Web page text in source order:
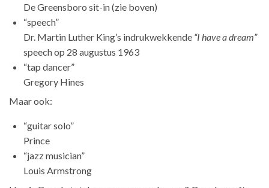
De Greensboro sit-in (zie boven)
“speech”
Dr. Martin Luther King’s indrukwekkende “I have a dream”
speech op 28 augustus 1963
“tap dancer”
Gregory Hines
Maar ook:
“guitar solo”
Prince
“jazz musician”
Louis Armstrong